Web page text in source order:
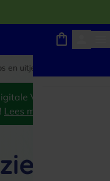
2026
locaties
en uitjes
VVV
Lees meer